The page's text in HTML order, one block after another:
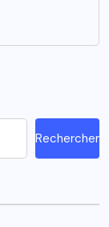
Rechercher